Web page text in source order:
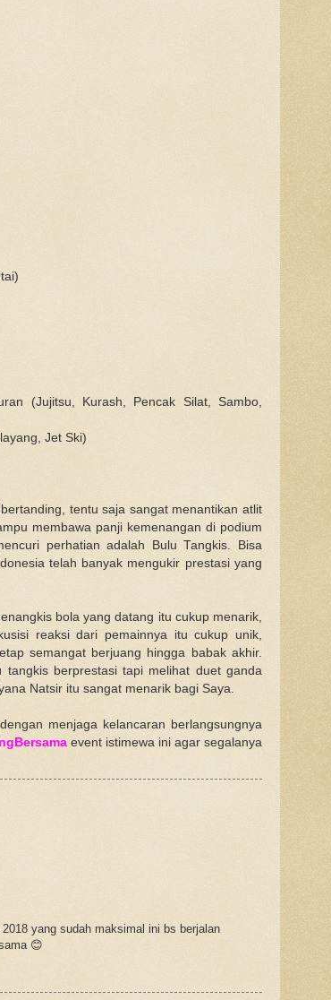
(Jujitsu, Kurash, Pencak Silat, Sambo,
Jet Ski)
tentu saja sangat menantikan atlit
membawa panji kemenangan di podium
perhatian adalah Bulu Tangkis. Bisa
telah banyak mengukir prestasi yang
bola yang datang itu cukup menarik,
reaksi dari pemainnya itu cukup unik,
semangat berjuang hingga babak akhir.
tangkis berprestasi tapi melihat duet ganda
Natsir itu sangat menarik bagi Saya.
menjaga kelancaran berlangsungnya
event istimewa ini agar segalanya
yang sudah maksimal ini bs berjalan
😊